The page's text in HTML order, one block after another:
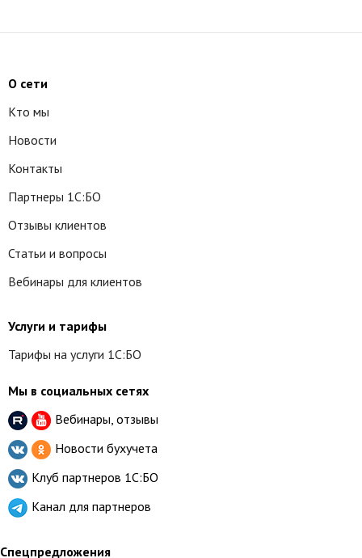
О сети
Кто мы
Новости
Контакты
Партнеры 1С:БО
Отзывы клиентов
Статьи и вопросы
Вебинары для клиентов
Услуги и тарифы
Тарифы на услуги 1С:БО
Мы в социальных сетях
Вебинары, отзывы
Новости бухучета
Клуб партнеров 1С:БО
Канал для партнеров
Спецпредложения